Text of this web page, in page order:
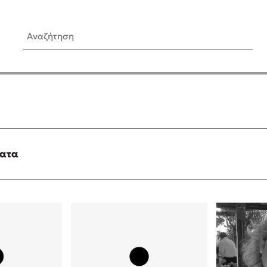
Αναζήτηση
είναι «το πρόβλημα»
Τι είναι η
Δανάη Δεληγεώργη
Συγχαρητήρια, Πέθανες!